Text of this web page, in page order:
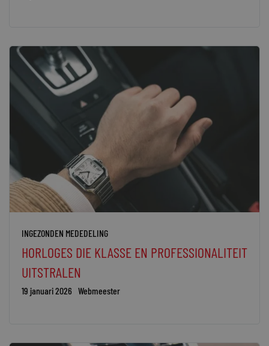
INGEZONDEN MEDEDELING
HORLOGES DIE KLASSE EN PROFESSIONALITEIT
UITSTRALEN
19 januari 2026 Webmeester